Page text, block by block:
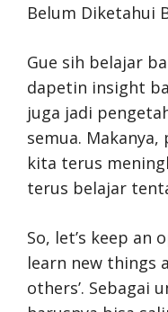
Belum Diketahui
Gue sih belajar
dapetin insight
juga jadi
semua.
kita terus
terus belajar
So, let’s keep an
learn new things
others’. Sebagai